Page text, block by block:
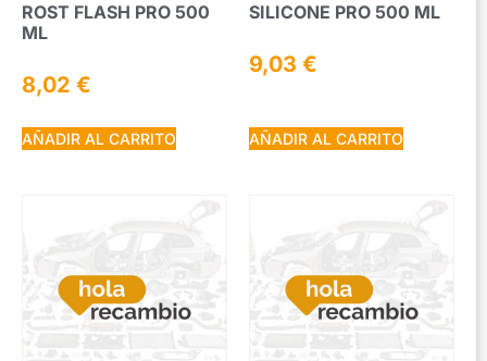
ROST FLASH PRO 500
ML
8,02 €
AÑADIR AL CARRITO
SILICONE PRO 500 ML
9,03 €
AÑADIR AL CARRITO